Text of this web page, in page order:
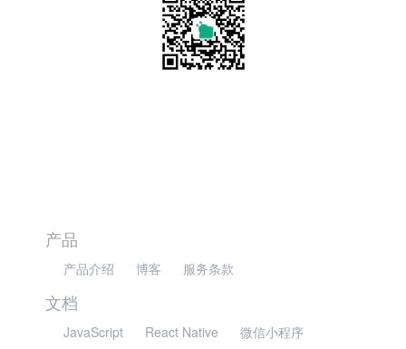
产品
产品介绍 博客 服务条款
文档
JavaScript React Native
微信小程序